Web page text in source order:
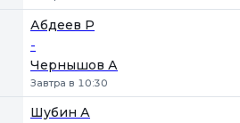
Абдеев Р
-
Чернышов А
Завтра в 10:30
Шубин А